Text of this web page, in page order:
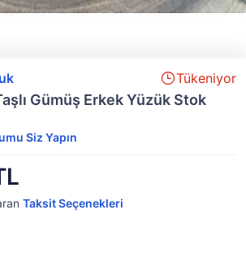
Tükeniyor
Gümüş Erkek Yüzük Stok
Siz Yapın
Taksit Seçenekleri